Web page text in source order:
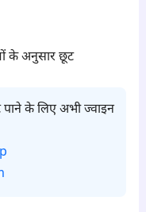
के अनुसार छूट
पाने के लिए अभी ज्वाइन